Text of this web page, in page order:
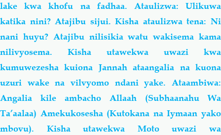
lake kwa khofu na fadhaa. Ataulizwa: Ulikuwa
katika nini? Atajibu sijui. Kisha ataulizwa tena: Ni
nani huyu? Atajibu nilisikia watu wakisema kama
nilivyosema. Kisha utawekwa uwazi kwa
kumuwezesha kuiona Jannah ataangalia na kuona
uzuri wake na vilvyomo ndani yake. Ataambiwa:
Angalia kile ambacho Allaah (Subhaanahu Wa
Ta’aalaa) Amekukosesha (Kutokana na Iymaan yako
mbovu). Kisha utawekwa Moto uwazi wa